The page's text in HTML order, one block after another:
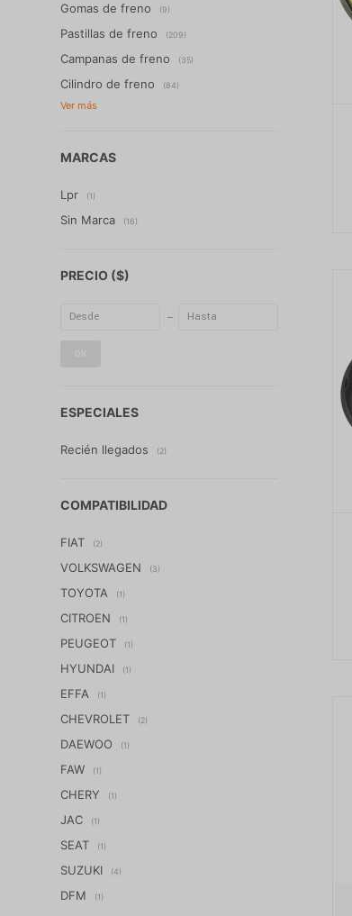
Gomas de freno (9)
Pastillas de freno (209)
Campanas de freno (35)
Cilindro de freno (84)
MARCAS
Lpr (1)
Sin Marca (16)
PRECIO ($)
ESPECIALES
Recién llegados (2)
COMPATIBILIDAD
FIAT (2)
VOLKSWAGEN (3)
TOYOTA (1)
CITROEN (1)
PEUGEOT (1)
HYUNDAI (1)
EFFA (1)
CHEVROLET (2)
DAEWOO (1)
FAW (1)
CHERY (1)
JAC (1)
SEAT (1)
SUZUKI (4)
DFM (1)